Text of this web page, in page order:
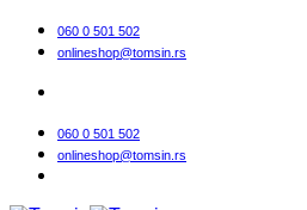
Прескочи060 0 501 502
onlineshop@tomsin.rs
060 0 501 502
onlineshop@tomsin.rs